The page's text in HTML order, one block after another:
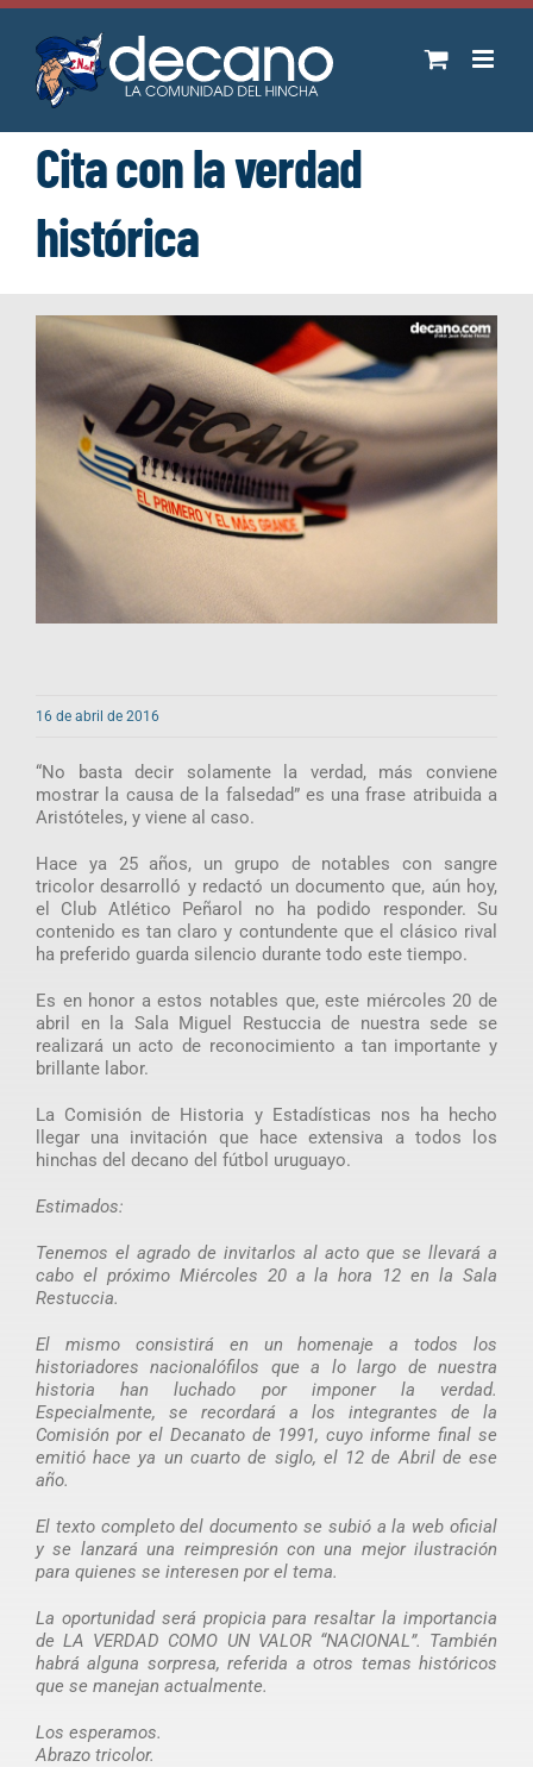
Saltar
contenido
Cita con la verdad
histórica
16 de abril de 2016
“No basta decir solamente la verdad, más conviene
mostrar la causa de la falsedad” es una frase atribuida a
Aristóteles, y viene al caso.
Hace ya 25 años, un grupo de notables con sangre
tricolor desarrolló y redactó un documento que, aún hoy,
el Club Atlético Peñarol no ha podido responder. Su
contenido es tan claro y contundente que el clásico rival
ha preferido guarda silencio durante todo este tiempo.
Es en honor a estos notables que, este miércoles 20 de
abril en la Sala Miguel Restuccia de nuestra sede se
realizará un acto de reconocimiento a tan importante y
brillante labor.
La Comisión de Historia y Estadísticas nos ha hecho
llegar una invitación que hace extensiva a todos los
hinchas del decano del fútbol uruguayo.
Estimados:
Tenemos el agrado de invitarlos al acto que se llevará a
cabo el próximo Miércoles 20 a la hora 12 en la Sala
Restuccia.
El mismo consistirá en un homenaje a todos los
historiadores nacionalófilos que a lo largo de nuestra
historia han luchado por imponer la verdad.
Especialmente, se recordará a los integrantes de la
Comisión por el Decanato de 1991, cuyo informe final se
emitió hace ya un cuarto de siglo, el 12 de Abril de ese
año.
El texto completo del documento se subió a la web oficial
y se lanzará una reimpresión con una mejor ilustración
para quienes se interesen por el tema.
La oportunidad será propicia para resaltar la importancia
de LA VERDAD COMO UN VALOR “NACIONAL”. También
habrá alguna sorpresa, referida a otros temas históricos
que se manejan actualmente.
Los esperamos.
Abrazo tricolor.